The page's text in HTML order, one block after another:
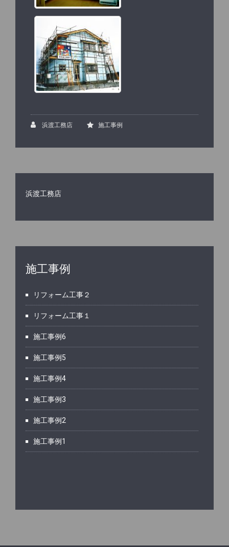
浜渡工務店 施工事例
浜渡工務店
施工事例
リフォーム工事２
リフォーム工事１
施工事例6
施工事例5
施工事例4
施工事例3
施工事例2
施工事例1